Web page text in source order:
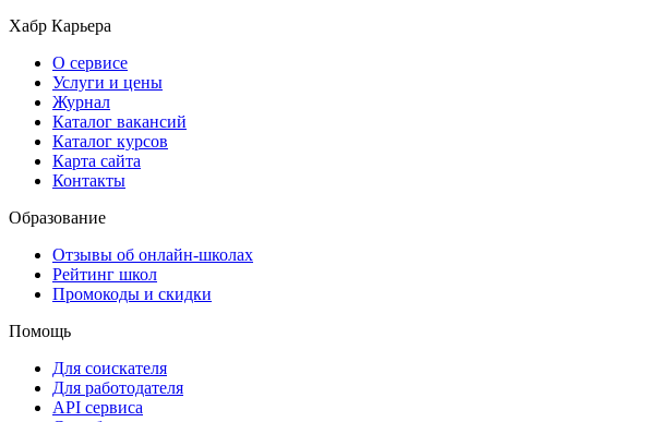
Хабр Карьера
О сервисе
Услуги и цены
Журнал
Каталог вакансий
Каталог курсов
Карта сайта
Контакты
Образование
Отзывы об онлайн-школах
Рейтинг школ
Промокоды и скидки
Помощь
Для соискателя
Для работодателя
API сервиса